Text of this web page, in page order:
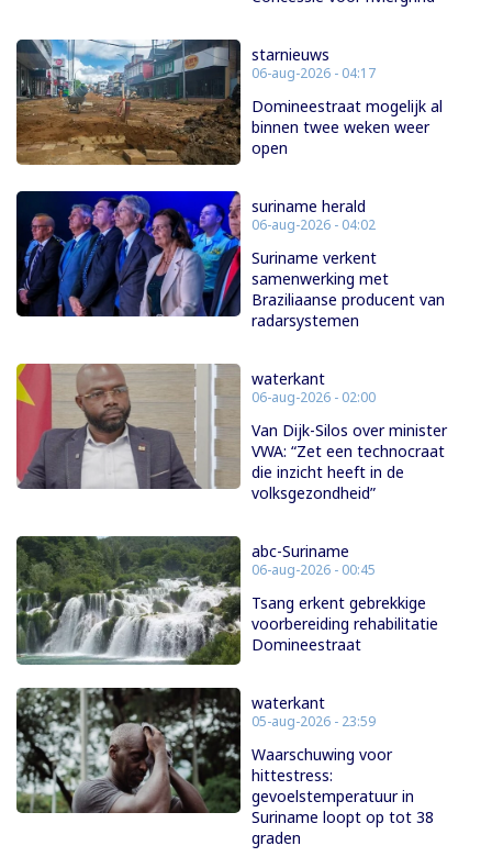
starnieuws
06-aug-2026 - 04:17
Domineestraat mogelijk al
binnen twee weken weer
open
suriname herald
06-aug-2026 - 04:02
Suriname verkent
samenwerking met
Braziliaanse producent van
radarsystemen
waterkant
06-aug-2026 - 02:00
Van Dijk-Silos over minister
VWA: “Zet een technocraat
die inzicht heeft in de
volksgezondheid”
abc-Suriname
06-aug-2026 - 00:45
Tsang erkent gebrekkige
voorbereiding rehabilitatie
Domineestraat
waterkant
05-aug-2026 - 23:59
Waarschuwing voor
hittestress:
gevoelstemperatuur in
Suriname loopt op tot 38
graden